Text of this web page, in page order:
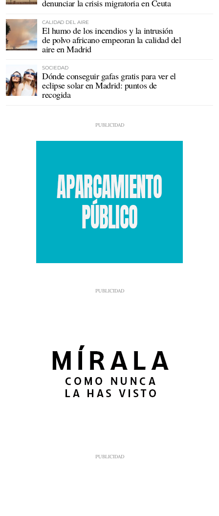
denunciar la crisis migratoria en Ceuta
CALIDAD DEL AIRE
El humo de los incendios y la intrusión
de polvo africano empeoran la calidad del
aire en Madrid
SOCIEDAD
Dónde conseguir gafas gratis para ver el
eclipse solar en Madrid: puntos de
recogida